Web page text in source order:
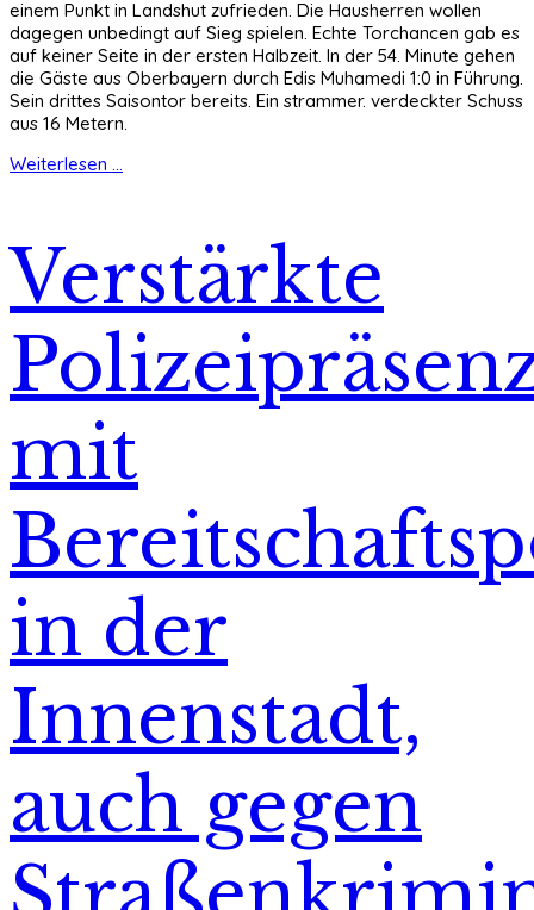
einem Punkt in Landshut zufrieden. Die Hausherren wollen
dagegen unbedingt auf Sieg spielen. Echte Torchancen gab es
auf keiner Seite in der ersten Halbzeit. In der 54. Minute gehen
die Gäste aus Oberbayern durch Edis Muhamedi 1:0 in Führung.
Sein drittes Saisontor bereits. Ein strammer. verdeckter Schuss
aus 16 Metern.
Weiterlesen ...
Verstärkte
mit
in der
Innenstadt,
auch gegen